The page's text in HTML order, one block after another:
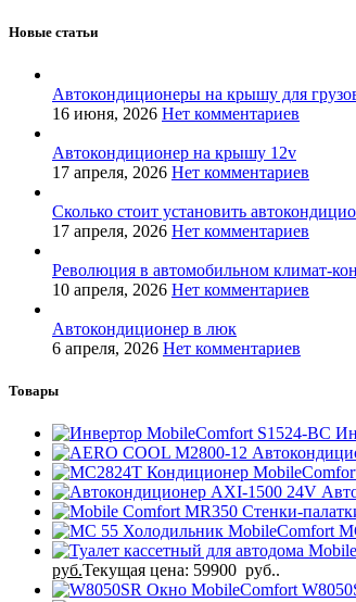
Новые статьи
Автокондиционеры на крышу для
16 июня, 2026 Нет комментариев
Автокондиционер на крышу 12v
17 апреля, 2026 Нет комментариев
Сколько стоит установить
17 апреля, 2026 Нет комментариев
Революция в автомобильном климат-
10 апреля, 2026 Нет комментариев
Автокондиционер в люк
6 апреля, 2026 Нет комментариев
Товары
Кондиционер
Стенки-
Холодильник MobileComfort
руб.Текущая цена: 59900 руб..
Окно MobileComfort